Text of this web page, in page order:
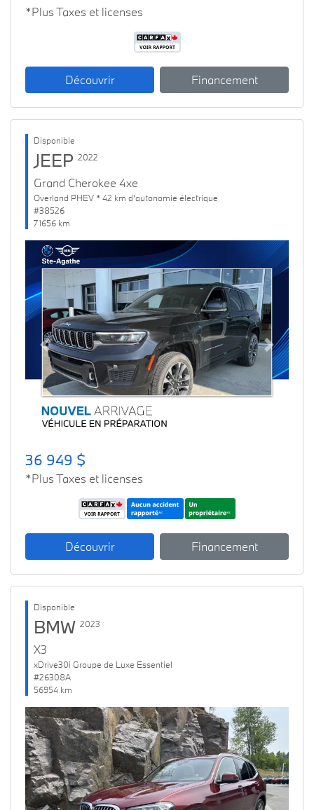
*Plus Taxes et licenses
Découvrir Financement
Disponible
JEEP 2022
Grand Cherokee 4xe
Overland PHEV * 42 km d'autonomie électrique
#38526
71656 km
Previous Next
36 949 $
*Plus Taxes et licenses
Découvrir Financement
Disponible
BMW 2023
X3
xDrive30i Groupe de Luxe Essentiel
#26308A
56954 km